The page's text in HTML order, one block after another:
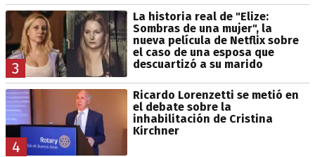
3
La historia real de "Elize:
Sombras de una mujer", la
nueva película de Netflix sobre
el caso de una esposa que
descuartizó a su marido
4
Ricardo Lorenzetti se metió en
el debate sobre la
inhabilitación de Cristina
Kirchner